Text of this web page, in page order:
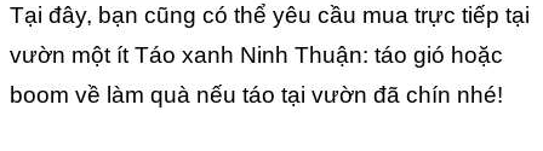
Tại đây, bạn cũng có thể yêu cầu mua trực tiếp tại
vườn một ít Táo xanh Ninh Thuận: táo gió hoặc
boom về làm quà nếu táo tại vườn đã chín nhé!